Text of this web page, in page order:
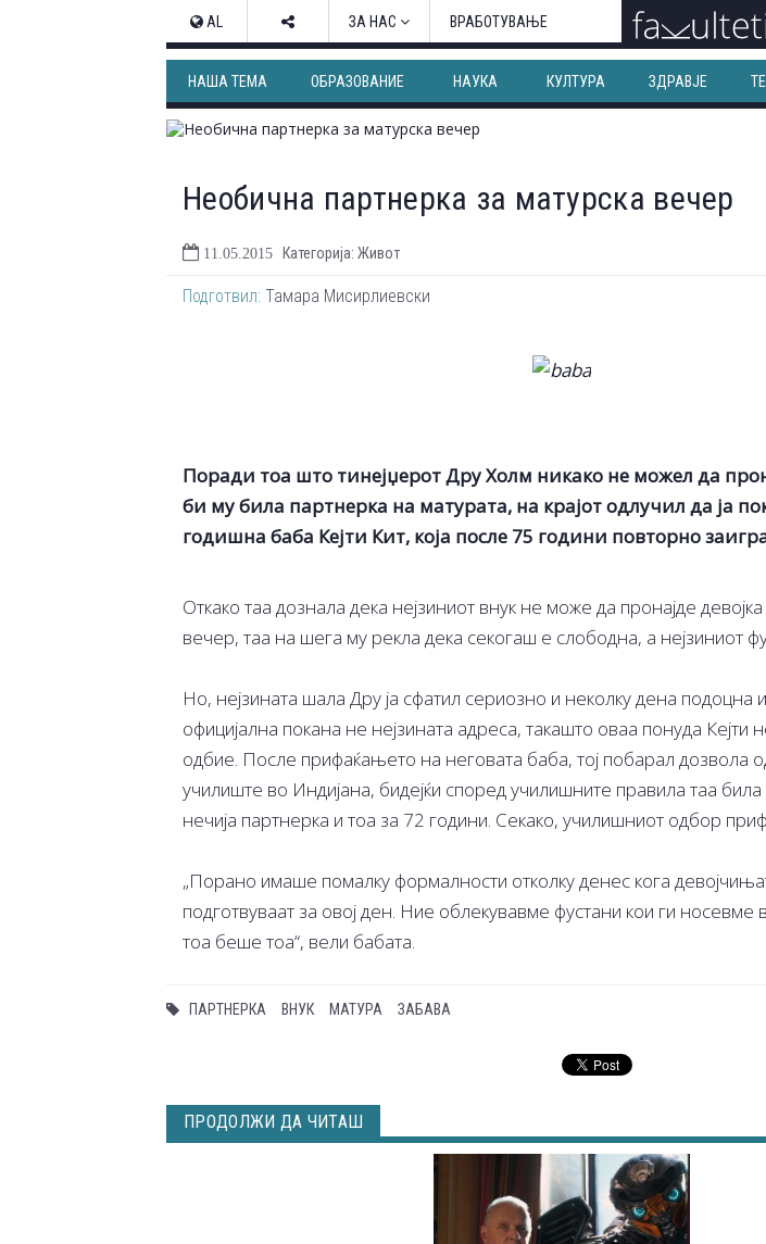
AL ЗА НАС ВРАБОТУВАЊЕ
НАША ТЕМА ОБРАЗОВАНИЕ НАУКА КУЛТУРА ЗДРАВЈЕ
Необична партнерка за матурска вечер
11.05.2015 Категорија: Живот
Подготвил: Тамара Мисирлиевски
Поради тоа што тинејџерот Дру Холм никако не можел да
би му била партнерка на матурата, на крајот одлучил да ја
годишна баба Кејти Кит, која после 75 години повторно
Откако таа дознала дека нејзиниот внук не може да пронајде девојка
вечер, таа на шега му рекла дека секогаш е слободна, а нејзиниот
Но, нејзината шала Дру ја сфатил сериозно и неколку дена подоцна
официјална покана не нејзината адреса, такашто оваа понуда Кејти
одбие. После прифаќањето на неговата баба, тој побарал дозвола
училиште во Индијана, бидејќи според училишните правила таа
нечија партнерка и тоа за 72 години. Секако, училишниот одбор
„Порано имаше помалку формалности отколку денес кога
подготвуваат за овој ден. Ние облекувавме фустани кои ги носевме
тоа беше тоа“, вели бабата.
ПАРТНЕРКА ВНУК МАТУРА ЗАБАВА
ПРОДОЛЖИ ДА ЧИТАШ